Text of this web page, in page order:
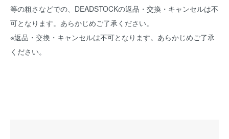
等の粗さなどでの、DEADSTOCKの返品・交換・キャンセルは不
可となります。あらかじめご了承ください。
※返品・交換・キャンセルは不可となります。あらかじめご了承
ください。